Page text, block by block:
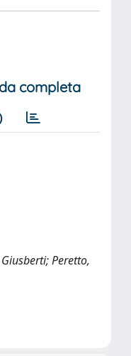
completa
Peretto,